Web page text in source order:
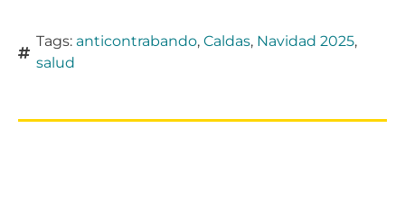
Tags: anticontrabando, Caldas, Navidad 2025,
salud